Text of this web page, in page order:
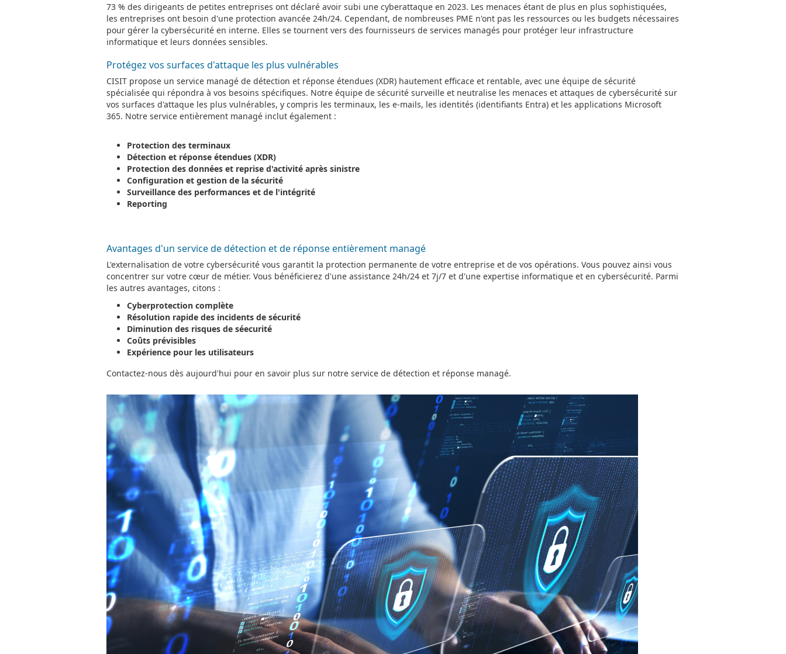
73 % des dirigeants de petites entreprises ont déclaré avoir subi une cyberattaque en 2023. Les menaces étant de plus en plus sophistiquées,
les entreprises ont besoin d'une protection avancée 24h/24. Cependant, de nombreuses PME n'ont pas les ressources ou les budgets nécessaires
pour gérer la cybersécurité en interne. Elles se tournent vers des fournisseurs de services managés pour protéger leur infrastructure
informatique et leurs données sensibles.
Protégez vos surfaces d'attaque les plus vulnérables
CISIT propose un service managé de détection et réponse étendues (XDR) hautement efficace et rentable, avec une équipe de sécurité
spécialisée qui répondra à vos besoins spécifiques. Notre équipe de sécurité surveille et neutralise les menaces et attaques de cybersécurité sur
vos surfaces d'attaque les plus vulnérables, y compris les terminaux, les e-mails, les identités (identifiants Entra) et les applications Microsoft
365. Notre service entièrement managé inclut également :
Protection des terminaux
Détection et réponse étendues (XDR)
Protection des données et reprise d'activité après sinistre
Configuration et gestion de la sécurité
Surveillance des performances et de l'intégrité
Reporting
Avantages d'un service de détection et de réponse entièrement managé
L'externalisation de votre cybersécurité vous garantit la protection permanente de votre entreprise et de vos opérations. Vous pouvez ainsi vous
concentrer sur votre cœur de métier. Vous bénéficierez d'une assistance 24h/24 et 7j/7 et d'une expertise informatique et en cybersécurité. Parmi
les autres avantages, citons :
Cyberprotection complète
Résolution rapide des incidents de sécurité
Diminution des risques de séecurité
Coûts prévisibles
Expérience pour les utilisateurs
Contactez-nous dès aujourd'hui pour en savoir plus sur notre service de détection et réponse managé.